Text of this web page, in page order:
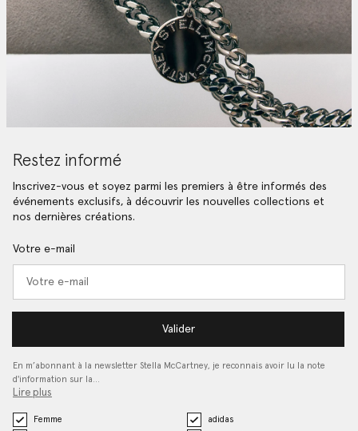
Restez informé
Inscrivez-vous et soyez parmi les premiers à être informés des
événements exclusifs, à découvrir les nouvelles collections et
nos dernières créations.
Votre e-mail
Valider
En m’abonnant à la newsletter Stella McCartney, je reconnais avoir lu la note
d'information sur la…
Lire plus
Femme
adidas